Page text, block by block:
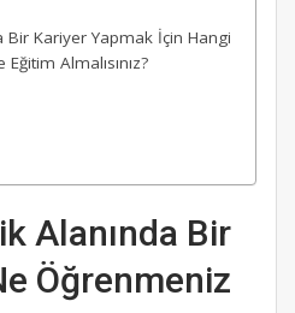
Bir Kariyer Yapmak İçin Hangi
Almalısınız?
Alanında Bir
Öğrenmeniz